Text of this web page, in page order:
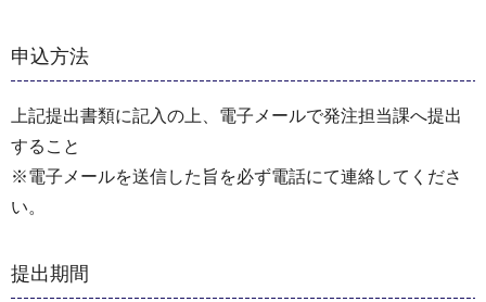
申込方法
上記提出書類に記入の上、電子メールで発注担当課へ提出
すること
※電子メールを送信した旨を必ず電話にて連絡してくださ
い。
提出期間